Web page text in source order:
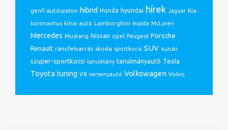
genfi autószalon hibrid Honda hyundai hírek Jaguar Kia
koronavírus kínai autó Lamborghini mazda McLaren
Mercedes Mustang Nissan opel Peugeot Porsche
Renault ráncfelvarrás skoda sportkocsi SUV suzuki
szuper-sportkocsi tanulmány tanulmányautó Tesla
Toyota tuning V8 versenyautó Volkswagen Volvo